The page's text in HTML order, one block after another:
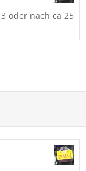
oder nach ca 25